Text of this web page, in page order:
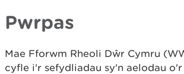
Pwrpas
Mae Fforwm Rheoli Dŵr Cymru
cyfle i'r sefydliadau sy'n aelodau